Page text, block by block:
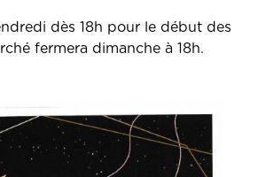
dès 18h pour le début des
fermera dimanche à 18h.